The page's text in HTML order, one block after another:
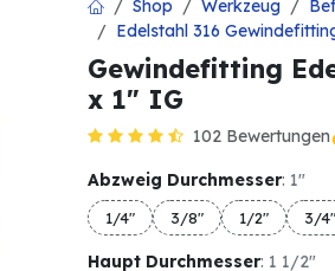
Shop Werkzeug
Edelstahl 316
Gewindefitting
x 1" IG
102 Bewertungen
Abzweig Durchmesser: 1"
1/4" 3/8" 1/2" 3/4"
Haupt Durchmesser: 1 1/2"